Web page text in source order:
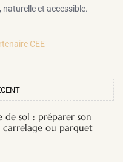
et accessible.
CEE
de sol : préparer son
carrelage ou parquet